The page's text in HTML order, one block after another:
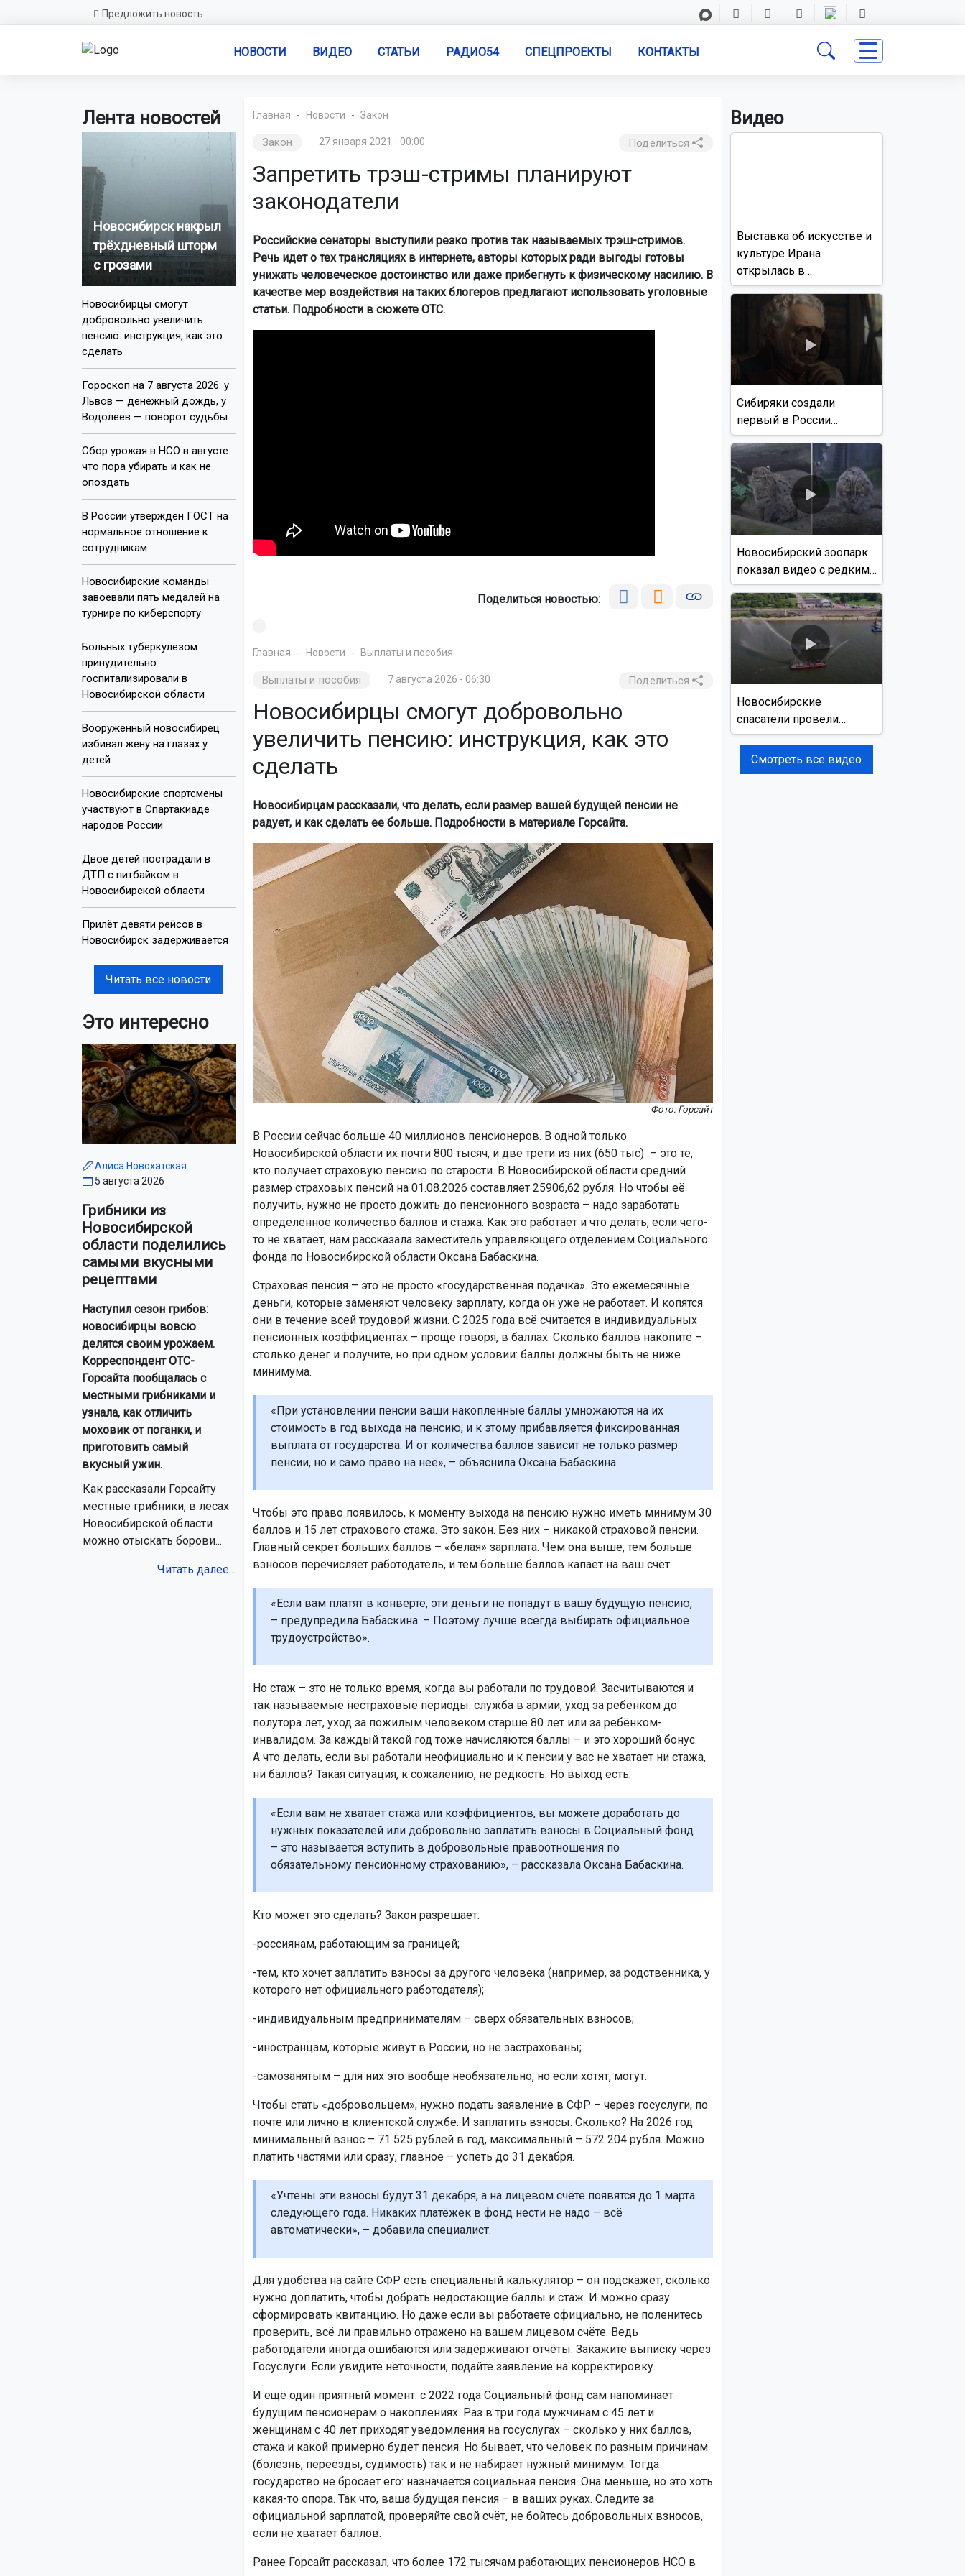
Предложить новость
НОВОСТИ ВИДЕО СТАТЬИ РАДИО54 СПЕЦПРОЕКТЫ КОНТАКТЫ
Лента новостей
Новосибирск накрыл
трёхдневный шторм
с грозами
Новосибирцы смогут
добровольно увеличить
пенсию: инструкция, как это
сделать
Гороскоп на 7 августа 2026: у
Львов — денежный дождь, у
Водолеев — поворот судьбы
Сбор урожая в НСО в августе:
что пора убирать и как не
опоздать
В России утверждён ГОСТ на
нормальное отношение к
сотрудникам
Новосибирские команды
завоевали пять медалей на
турнире по киберспорту
Больных туберкулёзом
принудительно
госпитализировали в
Новосибирской области
Вооружённый новосибирец
избивал жену на глазах у
детей
Новосибирские спортсмены
участвуют в Спартакиаде
народов России
Двое детей пострадали в
ДТП с питбайком в
Новосибирской области
Прилёт девяти рейсов в
Новосибирск задерживается
Читать все новости
Это интересно
Алиса Новохатская
5 августа 2026
Грибники из
Новосибирской
области поделились
самыми вкусными
рецептами
Наступил сезон грибов:
новосибирцы вовсю
делятся своим урожаем.
Корреспондент ОТС-
Горсайта пообщалась с
местными грибниками и
узнала, как отличить
моховик от поганки, и
приготовить самый
вкусный ужин.
Как рассказали Горсайту
местные грибники, в лесах
Новосибирской области
можно отыскать борови...
Читать далее...
Главная Новости Закон
Закон 27 января 2021 - 00:00 Поделиться
Запретить трэш-стримы планируют
законодатели
Российские сенаторы выступили резко против так называемых трэш-стримов.
Речь идет о тех трансляциях в интернете, авторы которых ради выгоды готовы
унижать человеческое достоинство или даже прибегнуть к физическому насилию. В
качестве мер воздействия на таких блогеров предлагают использовать уголовные
статьи. Подробности в сюжете ОТС.
Поделиться новостью:
Главная Новости Выплаты и пособия
Выплаты и пособия 7 августа 2026 - 06:30 Поделиться
Новосибирцы смогут добровольно
увеличить пенсию: инструкция, как это
сделать
Новосибирцам рассказали, что делать, если размер вашей будущей пенсии не
радует, и как сделать ее больше. Подробности в материале Горсайта.
Фото: Горсайт
В России сейчас больше 40 миллионов пенсионеров. В одной только
Новосибирской области их почти 800 тысяч, и две трети из них (650 тыс) – это те,
кто получает страховую пенсию по старости. В Новосибирской области средний
размер страховых пенсий на 01.08.2026 составляет 25906,62 рубля. Но чтобы её
получить, нужно не просто дожить до пенсионного возраста – надо заработать
определённое количество баллов и стажа. Как это работает и что делать, если чего-
то не хватает, нам рассказала заместитель управляющего отделением Социального
фонда по Новосибирской области Оксана Бабаскина.
Страховая пенсия – это не просто «государственная подачка». Это ежемесячные
деньги, которые заменяют человеку зарплату, когда он уже не работает. И копятся
они в течение всей трудовой жизни. С 2025 года всё считается в индивидуальных
пенсионных коэффициентах – проще говоря, в баллах. Сколько баллов накопите –
столько денег и получите, но при одном условии: баллы должны быть не ниже
минимума.
«При установлении пенсии ваши накопленные баллы умножаются на их
стоимость в год выхода на пенсию, и к этому прибавляется фиксированная
выплата от государства. И от количества баллов зависит не только размер
пенсии, но и само право на неё», – объяснила Оксана Бабаскина.
Чтобы это право появилось, к моменту выхода на пенсию нужно иметь минимум 30
баллов и 15 лет страхового стажа. Это закон. Без них – никакой страховой пенсии.
Главный секрет больших баллов – «белая» зарплата. Чем она выше, тем больше
взносов перечисляет работодатель, и тем больше баллов капает на ваш счёт.
«Если вам платят в конверте, эти деньги не попадут в вашу будущую пенсию,
– предупредила Бабаскина. – Поэтому лучше всегда выбирать официальное
трудоустройство».
Но стаж – это не только время, когда вы работали по трудовой. Засчитываются и
так называемые нестраховые периоды: служба в армии, уход за ребёнком до
полутора лет, уход за пожилым человеком старше 80 лет или за ребёнком-
инвалидом. За каждый такой год тоже начисляются баллы – и это хороший бонус.
А что делать, если вы работали неофициально и к пенсии у вас не хватает ни стажа,
ни баллов? Такая ситуация, к сожалению, не редкость. Но выход есть.
«Если вам не хватает стажа или коэффициентов, вы можете доработать до
нужных показателей или добровольно заплатить взносы в Социальный фонд
– это называется вступить в добровольные правоотношения по
обязательному пенсионному страхованию», – рассказала Оксана Бабаскина.
Кто может это сделать? Закон разрешает:
-россиянам, работающим за границей;
-тем, кто хочет заплатить взносы за другого человека (например, за родственника, у
которого нет официального работодателя);
-индивидуальным предпринимателям – сверх обязательных взносов;
-иностранцам, которые живут в России, но не застрахованы;
-самозанятым – для них это вообще необязательно, но если хотят, могут.
Чтобы стать «добровольцем», нужно подать заявление в СФР – через госуслуги, по
почте или лично в клиентской службе. И заплатить взносы. Сколько? На 2026 год
минимальный взнос – 71 525 рублей в год, максимальный – 572 204 рубля. Можно
платить частями или сразу, главное – успеть до 31 декабря.
«Учтены эти взносы будут 31 декабря, а на лицевом счёте появятся до 1 марта
следующего года. Никаких платёжек в фонд нести не надо – всё
автоматически», – добавила специалист.
Для удобства на сайте СФР есть специальный калькулятор – он подскажет, сколько
нужно доплатить, чтобы добрать недостающие баллы и стаж. И можно сразу
сформировать квитанцию. Но даже если вы работаете официально, не поленитесь
проверить, всё ли правильно отражено на вашем лицевом счёте. Ведь
работодатели иногда ошибаются или задерживают отчёты. Закажите выписку через
Госуслуги. Если увидите неточности, подайте заявление на корректировку.
И ещё один приятный момент: с 2022 года Социальный фонд сам напоминает
будущим пенсионерам о накоплениях. Раз в три года мужчинам с 45 лет и
женщинам с 40 лет приходят уведомления на госуслугах – сколько у них баллов,
стажа и какой примерно будет пенсия. Но бывает, что человек по разным причинам
(болезнь, переезды, судимость) так и не набирает нужный минимум. Тогда
государство не бросает его: назначается социальная пенсия. Она меньше, но это хоть
какая-то опора. Так что, ваша будущая пенсия – в ваших руках. Следите за
официальной зарплатой, проверяйте свой счёт, не бойтесь добровольных взносов,
если не хватает баллов.
Ранее Горсайт рассказал, что более 172 тысячам работающих пенсионеров НСО в
Видео
Выставка об искусстве и
культуре Ирана
открылась в
Новосибирске
Сибиряки создали
первый в России
документальный фильм
с использованием ИИ
Новосибирский зоопарк
показал видео с редким
виверровым котом
Новосибирские
спасатели провели
учения на реке Обь
Смотреть все видео